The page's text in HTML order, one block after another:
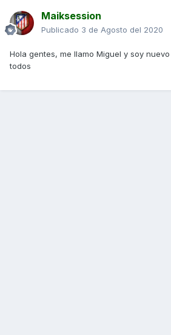
Maiksession
Publicado 3 de Agosto del 2020
Hola gentes, me llamo Miguel y soy
todos